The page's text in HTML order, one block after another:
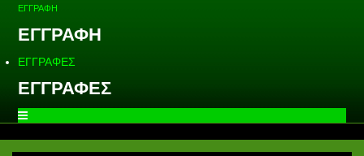
ΕΓΓΡΑΦΗ
ΕΓΓΡΑΦΗ
ΕΓΓΡΑΦΕΣ
ΕΓΓΡΑΦΕΣ